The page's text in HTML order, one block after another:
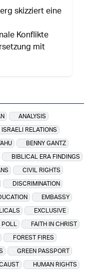
skizziert eine
Konflikte
mit
ANALYSIS
RELATIONS
BENNY GANTZ
BIBLICAL ERA FINDINGS
CIVIL RIGHTS
DISCRIMINATION
EMBASSY
EXCLUSIVE
FAITH IN CHRIST
FOREST FIRES
GREEN PASSPORT
HUMAN RIGHTS